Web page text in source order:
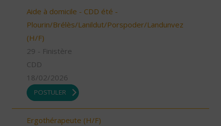
Aide à domicile - CDD été -
Plourin/Brélès/Lanildut/Porspoder/Landunvez
(H/F)
29 - Finistère
CDD
18/02/2026
POSTULER
Ergothérapeute (H/F)